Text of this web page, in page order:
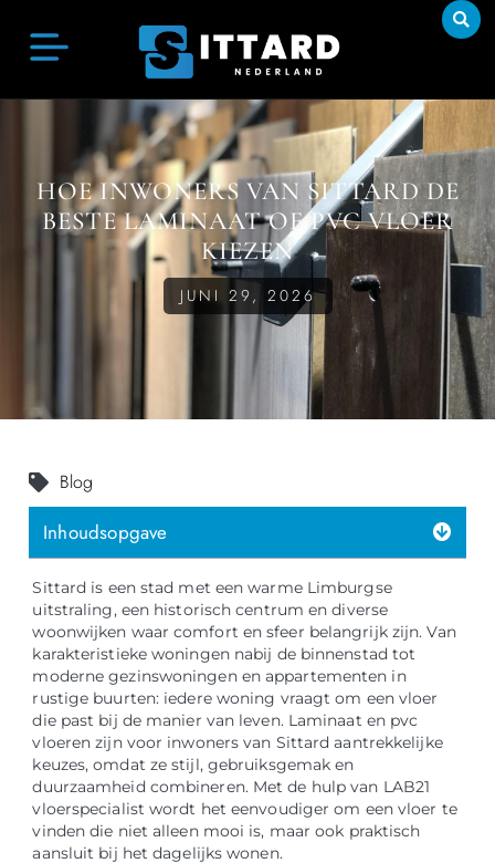
HOE INWONERS VAN SITTARD DE
BESTE LAMINAAT OF PVC VLOER
KIEZEN
JUNI 29, 2026
Sittard is een stad met een warme Limburgse
uitstraling, een historisch centrum en diverse
woonwijken waar comfort en sfeer belangrijk zijn. Van
karakteristieke woningen nabij de binnenstad tot
moderne gezinswoningen en appartementen in
rustige buurten: iedere woning vraagt om een vloer
die past bij de manier van leven. Laminaat en pvc
vloeren zijn voor inwoners van Sittard aantrekkelijke
keuzes, omdat ze stijl, gebruiksgemak en
duurzaamheid combineren. Met de hulp van LAB21
vloerspecialist wordt het eenvoudiger om een vloer te
vinden die niet alleen mooi is, maar ook praktisch
aansluit bij het dagelijks wonen.
Blog
Inhoudsopgave